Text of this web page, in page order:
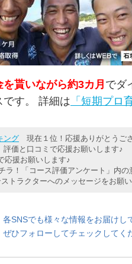
貰いながら約3カ月 でダ
す。 詳細は 「短期プロ
ング 現在１位！応援ありがとうご
評価と口コミで応援お願いします♪
応援お願いします♪
ラ！「コース評価アンケート」内の
トラクターへのメッセージをお願
各SNSでも様々な情報をお届けし
ぜひフォローしてチェックしてく